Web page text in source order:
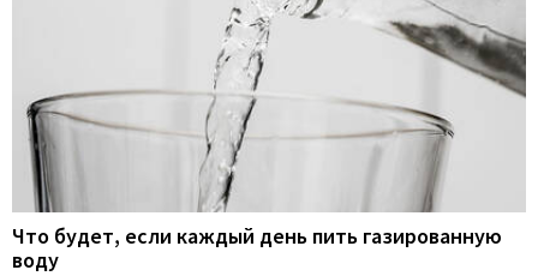
Что будет, если каждый день пить газированную
воду